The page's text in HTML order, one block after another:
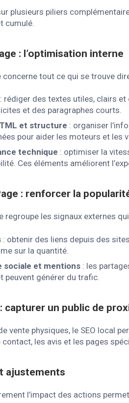
plusieurs piliers
cumulé.
: l’optimisation interne
concerne tout ce qui se trouve
: rédiger des textes utiles, clairs
et des paragraphes courts.
et structure : organiser
pour aider les moteurs et les
technique : optimiser la
Ces éléments améliorent
: renforcer la
regroupe les signaux externes
: obtenir des liens depuis des
sur la quantité.
sociale et mentions: les
peuvent générer du trafic.
capturer un public de
vente physiques, le SEO local
les avis et les pages
ajustements
l’impact des actions